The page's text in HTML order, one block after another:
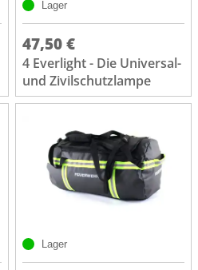
Lager
47,50 €
4 Everlight - Die Universal-
und Zivilschutzlampe
Lager